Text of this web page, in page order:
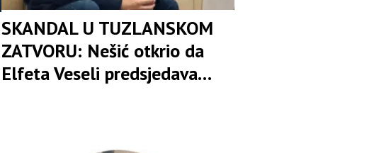
SKANDAL U TUZLANSKOM
ZATVORU: Nešić otkrio da
Elfeta Veseli predsjedava